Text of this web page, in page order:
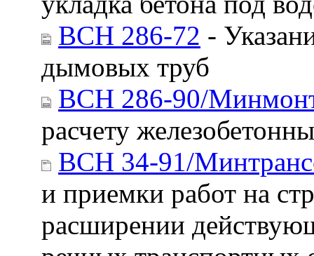
ВСН 286-72 -
дымовых труб
ВСН 286-90/
расчету
ВСН 34-91/
и приемки работ на
расширении